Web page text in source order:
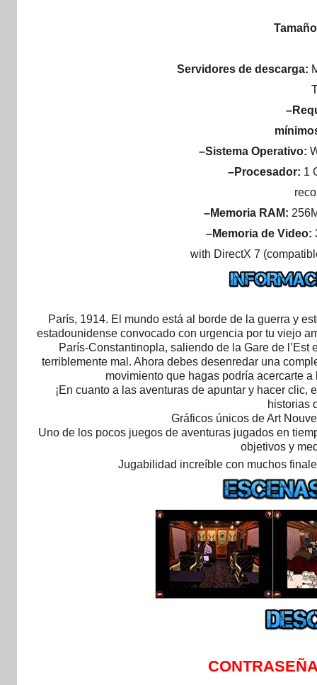
Servidores de descarga:
–Sistema Operativo:
–Procesador: 1
–Memoria RAM:
–Memoria de Video:
with DirectX 7
París, 1914. El mundo está al borde de la guerra y
estadounidense convocado con urgencia por tu viejo
París-Constantinopla, saliendo de la Gare de
terriblemente mal. Ahora debes desenredar una
movimiento que hagas podría acercarte
¡En cuanto a las aventuras de apuntar y hacer
historias
Gráficos únicos de Art
Uno de los pocos juegos de aventuras jugados en
objetivos y
Jugabilidad increíble con muchos